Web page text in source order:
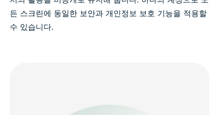
든 스크린에 동일한 보안과 개인정보 보호 기능을 적용할
수 있습니다.